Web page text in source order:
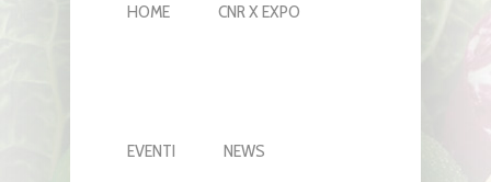
HOME CNR X EXPO
EVENTI NEWS